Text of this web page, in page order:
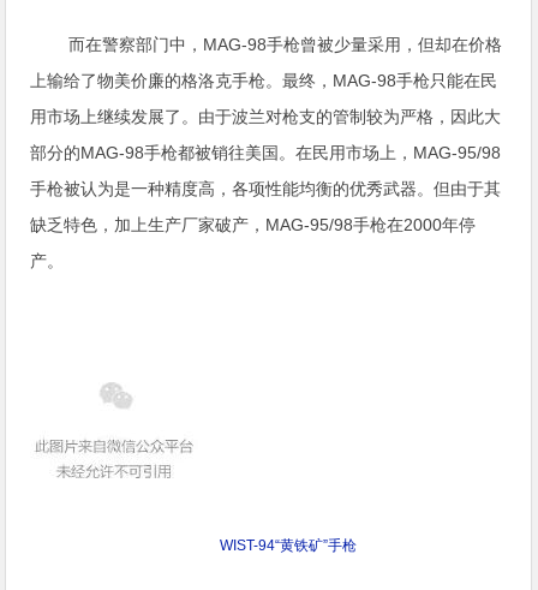
而在警察部门中，MAG-98手枪曾被少量采用，但却在价格
上输给了物美价廉的格洛克手枪。最终，MAG-98手枪只能在民
用市场上继续发展了。由于波兰对枪支的管制较为严格，因此大
部分的MAG-98手枪都被销往美国。在民用市场上，MAG-95/98
手枪被认为是一种精度高，各项性能均衡的优秀武器。但由于其
缺乏特色，加上生产厂家破产，MAG-95/98手枪在2000年停
产。
WIST-94“黄铁矿”手枪